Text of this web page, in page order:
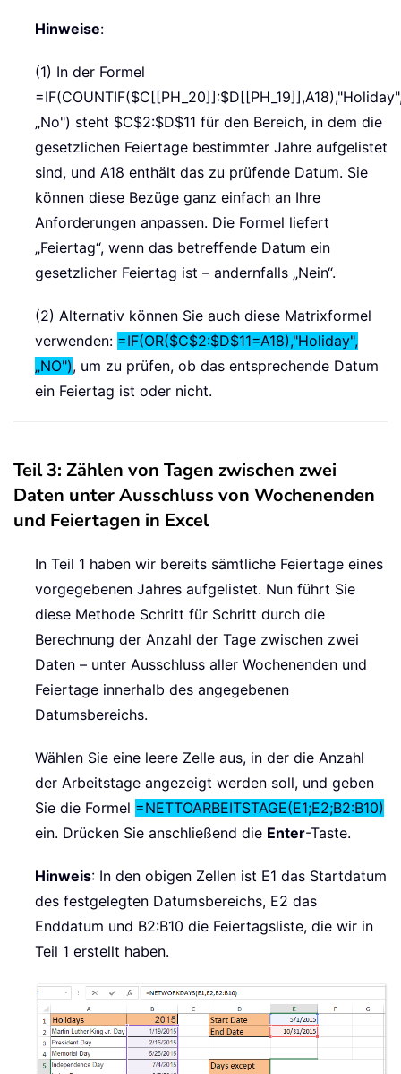
Hinweise:
(1) In der Formel
„No") steht $C$2:$D$11 für den Bereich, in dem die
gesetzlichen Feiertage bestimmter Jahre aufgelistet
sind, und A18 enthält das zu prüfende Datum. Sie
können diese Bezüge ganz einfach an Ihre
Anforderungen anpassen. Die Formel liefert
„Feiertag“, wenn das betreffende Datum ein
gesetzlicher Feiertag ist – andernfalls „Nein“.
(2) Alternativ können Sie auch diese Matrixformel
verwenden: =IF(OR($C$2:$D$11=A18),"Holiday",
„NO"), um zu prüfen, ob das entsprechende Datum
ein Feiertag ist oder nicht.
Teil 3: Zählen von Tagen zwischen zwei
Daten unter Ausschluss von Wochenenden
und Feiertagen in Excel
In Teil 1 haben wir bereits sämtliche Feiertage eines
vorgegebenen Jahres aufgelistet. Nun führt Sie
diese Methode Schritt für Schritt durch die
Berechnung der Anzahl der Tage zwischen zwei
Daten – unter Ausschluss aller Wochenenden und
Feiertage innerhalb des angegebenen
Datumsbereichs.
Wählen Sie eine leere Zelle aus, in der die Anzahl
der Arbeitstage angezeigt werden soll, und geben
Sie die Formel =NETTOARBEITSTAGE(E1;E2;B2:B10)
ein. Drücken Sie anschließend die Enter-Taste.
Hinweis: In den obigen Zellen ist E1 das Startdatum
des festgelegten Datumsbereichs, E2 das
Enddatum und B2:B10 die Feiertagsliste, die wir in
Teil 1 erstellt haben.